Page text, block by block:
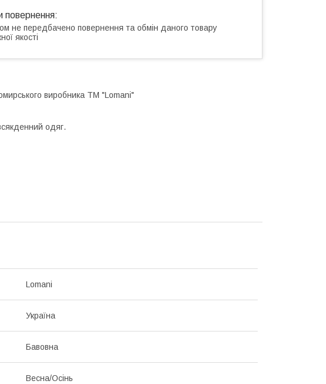
не передбачено повернення та обмін даного товару
якості
виробника ТМ "Lomani"
одяг.
Lomani
Україна
Бавовна
Весна/Осінь